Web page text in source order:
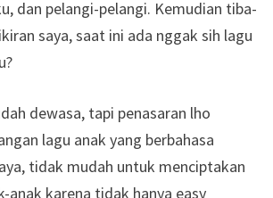
dan pelangi-pelangi. Kemudian tiba-
saya, saat ini ada nggak sih lagu
dewasa, tapi penasaran lho
lagu anak yang berbahasa
tidak mudah untuk menciptakan
anak karena tidak hanya easy